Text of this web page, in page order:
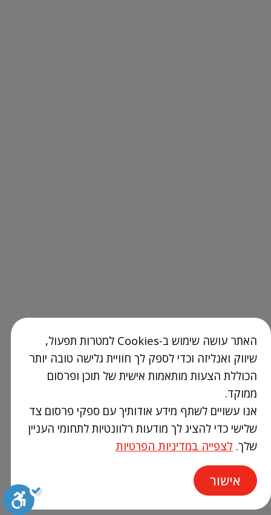
האתר עושה שימוש ב-Cookies למטרות תפעול,
שיווק ואנליזה וכדי לספק לך חוויית גלישה טובה יותר
הכוללת הצעות מותאמות אישית של תוכן ופרסום
ממוקד.
אנו עשויים לשתף מידע אודותיך עם ספקי פרסום צד
שלישי כדי להציג לך מודעות רלוונטיות לתחומי העניין
שלך. לצפייה במדיניות הפרטיות
אישור